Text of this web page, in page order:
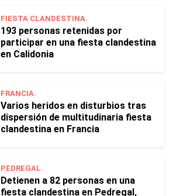
FIESTA CLANDESTINA.
193 personas retenidas por
participar en una fiesta clandestina
en Calidonia
FRANCIA.
Varios heridos en disturbios tras
dispersión de multitudinaria fiesta
clandestina en Francia
PEDREGAL.
Detienen a 82 personas en una
fiesta clandestina en Pedregal,